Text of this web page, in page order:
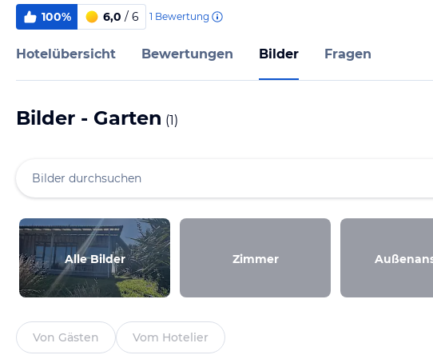
100% 6,0 / 6 1 Bewertung
Hotelübersicht Bewertungen Bilder Fragen
Bilder - Garten (1)
Alle Bilder Zimmer
Von Gästen Vom Hotelier